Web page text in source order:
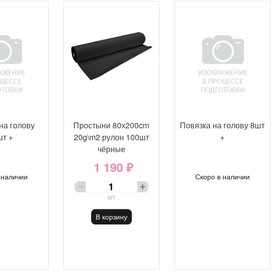
голову
+
Простыни 80х200cm
20g\m2 рулон 100шт
чёрные
1 190 ₽
шт
В корзину
Повязка на голову 8шт
+
Скоро в наличии